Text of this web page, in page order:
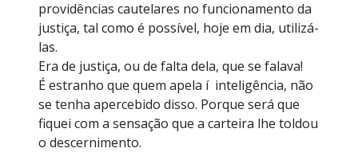
providências cautelares no funcionamento da
justiça, tal como é possível, hoje em dia, utilizá-
las.
Era de justiça, ou de falta dela, que se falava!
É estranho que quem apela í inteligência, não
se tenha apercebido disso. Porque será que
fiquei com a sensação que a carteira lhe toldou
o descernimento.